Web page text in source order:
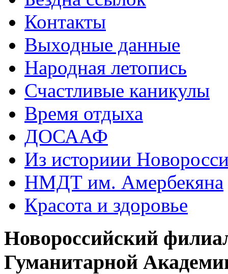
Контакты
Выходные данные
Народная летопись
Счастливые каникулы
Время отдыха
ДОСААФ
Из историии
НМДТ им. Амербекяна
Красота и здоровье
Новороссийский
Гуманитарной